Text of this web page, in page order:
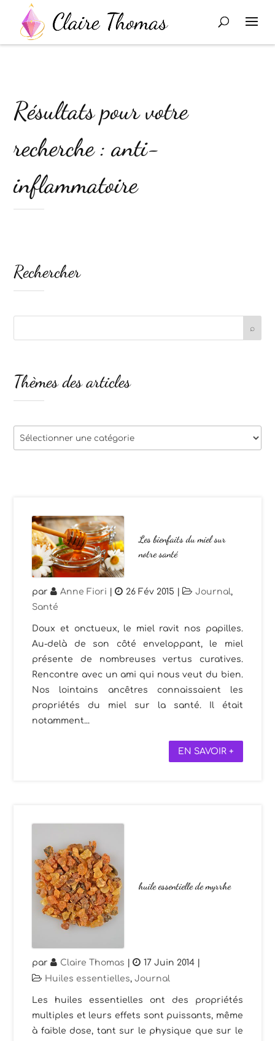
Résultats pour votre
recherche : anti-
inflammatoire
Les bienfaits du miel sur
notre santé
par Anne Fiori | 26 Fév 2015 | Journal,
Santé
Doux et onctueux, le miel ravit nos papilles.
Au-delà de son côté enveloppant, le miel
présente de nombreuses vertus curatives.
Rencontre avec un ami qui nous veut du bien.
Nos lointains ancêtres connaissaient les
propriétés du miel sur la santé. Il était
notamment...
EN SAVOIR +
huile essentielle de myrrhe
par Claire Thomas | 17 Juin 2014
Huiles essentielles,Journal
Les huiles essentielles ont des propriétés
multiples et leurs effets sont puissants, même
à faible dose, tant sur le physique que sur le
Rechercher
Thèmes des articles
Thèmes
des